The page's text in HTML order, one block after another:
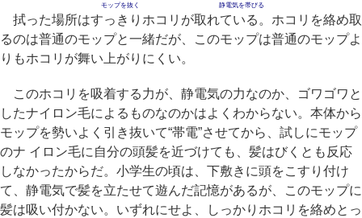
モップを抜く 静電気を帯びる
拭った場所はすっきりホコリが取れている。ホコリを絡め取
るのは普通のモップと一緒だが、このモップは普通のモップよ
りもホコリが舞い上がりにくい。
このホコリを吸着する力が、静電気の力なのか、ゴワゴワと
したナイロン毛によるものなのかはよくわからない。本体から
モップを勢いよく引き抜いて“帯電”させてから、試しにモップ
のナ イロン毛に自分の頭髪を近づけても、髪はびくとも反応
しなかったからだ。小学生の頃は、下敷きに頭をこすり付け
て、静電気で髪を立たせて遊んだ記憶があるが、このモップに
髪は吸い付かない。いずれにせよ、しっかりホコリを絡めとっ